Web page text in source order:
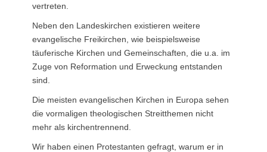
vertreten.
Neben den Landeskirchen existieren weitere
evangelische Freikirchen, wie beispielsweise
täuferische Kirchen und Gemeinschaften, die u.a. im
Zuge von Reformation und Erweckung entstanden
sind.
Die meisten evangelischen Kirchen in Europa sehen
die vormaligen theologischen Streitthemen nicht
mehr als kirchentrennend.
Wir haben einen Protestanten gefragt, warum er in